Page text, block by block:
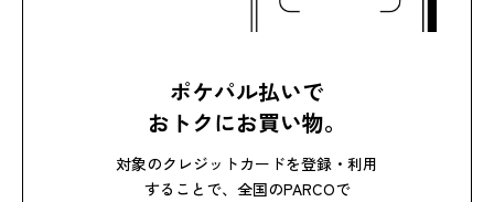
ポケパル払いで
おトクにお買い物。
対象のクレジットカードを登録・利用
することで、全国のPARCOで